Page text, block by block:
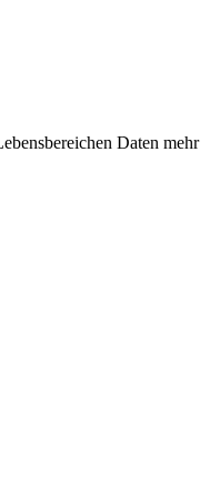
Daten mehr